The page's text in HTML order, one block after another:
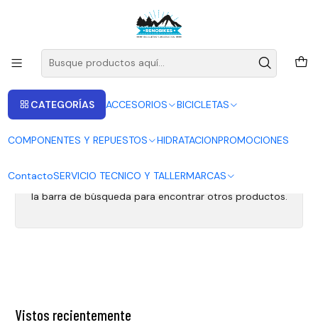
CATEGORÍAS ACCESORIOS BICICLETAS
COMPONENTES Y REPUESTOS HIDRATACIONPROMOCIONES
ContactoSERVICIO TECNICO Y TALLERMARCAS
ENVIOS A LAS RECIONES V - IV - RM DESDE 2.990
CATALINA
Puedes probar a buscar en otras categorías o utilizar
la barra de búsqueda para encontrar otros productos.
Vistos recientemente